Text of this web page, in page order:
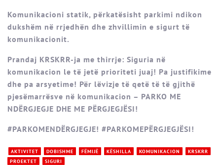
Komunikacioni statik, përkatësisht parkimi ndikon
dukshëm në rrjedhën dhe zhvillimin e sigurt të
komunikacionit.
Prandaj KRSKRR-ja me thirrje: Siguria në
komunikacion le të jetë prioriteti juaj! Pa justifikime
dhe pa arsyetime! Për lëvizje të qetë të të gjithë
pjesëmarrësve në komunikacion – PARKO ME
NDËRGJEGJE DHE ME PËRGJEGJËSI!
#PARKOMENDËRGJEGJE! #PARKOMEPËRGJEGJËSI!
AKTIVITET DOBISHME FËMIJË KËSHILLA KOMUNIKACION
KRSKRR
PROEKTET
SIGURI